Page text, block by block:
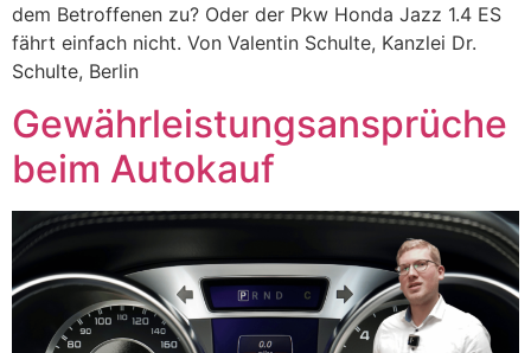
dem Betroffenen zu? Oder der Pkw Honda Jazz 1.4 ES
fährt einfach nicht. Von Valentin Schulte, Kanzlei Dr.
Schulte, Berlin
Gewährleistungsansprüche
beim Autokauf